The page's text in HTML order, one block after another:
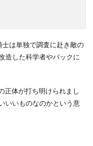
は単独で調査に赴き敵の
造した科学者やバックに
正体が打ち明けられまし
いいものなのかという意